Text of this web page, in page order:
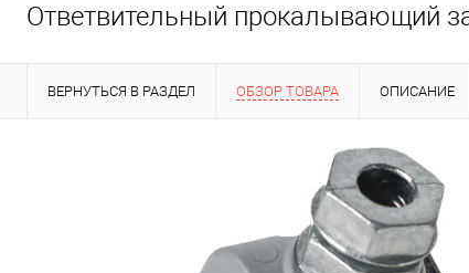
Ответвительный прокалывающий
ВЕРНУТЬСЯ В РАЗДЕЛ ОБЗОР ТОВАРА ОПИСАНИЕ